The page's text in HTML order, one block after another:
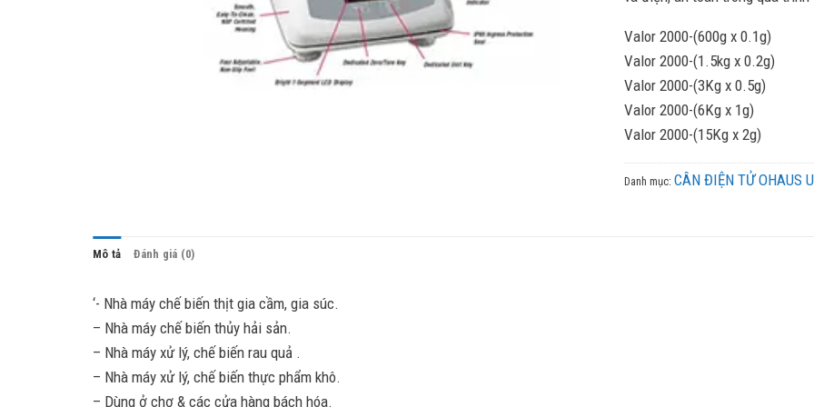
Valor 2000-(600g x 0.1g)
Valor 2000-(1.5kg x 0.2g)
Valor 2000-(3Kg x 0.5g)
Valor 2000-(6Kg x 1g)
Valor 2000-(15Kg x 2g)
Danh mục: CÂN ĐIỆN TỬ OHAUS
Mô tả Đánh giá (0)
‘- Nhà máy chế biến thịt gia cầm, gia súc.
– Nhà máy chế biến thủy hải sản.
– Nhà máy xử lý, chế biến rau quả .
– Nhà máy xử lý, chế biến thực phẩm khô.
– Dùng ở chợ & các cửa hàng bách hóa.